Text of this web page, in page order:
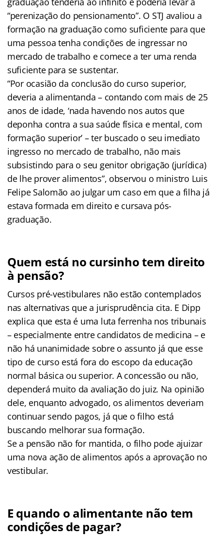
“perenização do pensionamento”. O STJ avaliou a
formação na graduação como suficiente para que
uma pessoa tenha condições de ingressar no
mercado de trabalho e comece a ter uma renda
suficiente para se sustentar.
“Por ocasião da conclusão do curso superior,
deveria a alimentanda – contando com mais de 25
anos de idade, ‘nada havendo nos autos que
deponha contra a sua saúde física e mental, com
formação superior’ – ter buscado o seu imediato
ingresso no mercado de trabalho, não mais
subsistindo para o seu genitor obrigação (jurídica)
de lhe prover alimentos”, observou o ministro Luis
Felipe Salomão ao julgar um caso em que a filha já
estava formada em direito e cursava pós-
graduação.
Quem está no cursinho tem direito
à pensão?
Cursos pré-vestibulares não estão contemplados
nas alternativas que a jurisprudência cita. E Dipp
explica que esta é uma luta ferrenha nos tribunais
– especialmente entre candidatos de medicina – e
não há unanimidade sobre o assunto já que esse
tipo de curso está fora do escopo da educação
normal básica ou superior. A concessão ou não,
dependerá muito da avaliação do juiz. Na opinião
dele, enquanto advogado, os alimentos deveriam
continuar sendo pagos, já que o filho está
buscando melhorar sua formação.
Se a pensão não for mantida, o filho pode ajuizar
uma nova ação de alimentos após a aprovação no
vestibular.
E quando o alimentante não tem
condições de pagar?